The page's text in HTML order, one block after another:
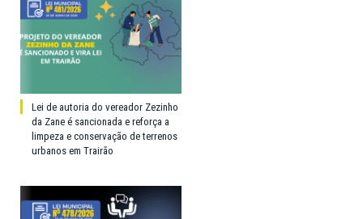
Lei de autoria do vereador Zezinho
da Zane é sancionada e reforça a
limpeza e conservação de terrenos
urbanos em Trairão